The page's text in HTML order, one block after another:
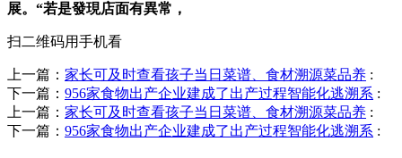
展。“若是發現店面有異常，
扫二维码用手机看
上一篇： 家长可及时查看孩子当日菜谱、食材溯源菜品养 :
下一篇： 956家食物出产企业建成了出产过程智能化逃溯系 :
上一篇： 家长可及时查看孩子当日菜谱、食材溯源菜品养 :
下一篇： 956家食物出产企业建成了出产过程智能化逃溯系 :